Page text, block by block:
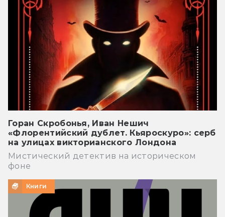
Горан Скробонья, Иван Нешич
«Флорентийский дублет. Кьяроскуро»: серб
на улицах викторианского Лондона
Мистический детектив на историческом
фоне
Книги